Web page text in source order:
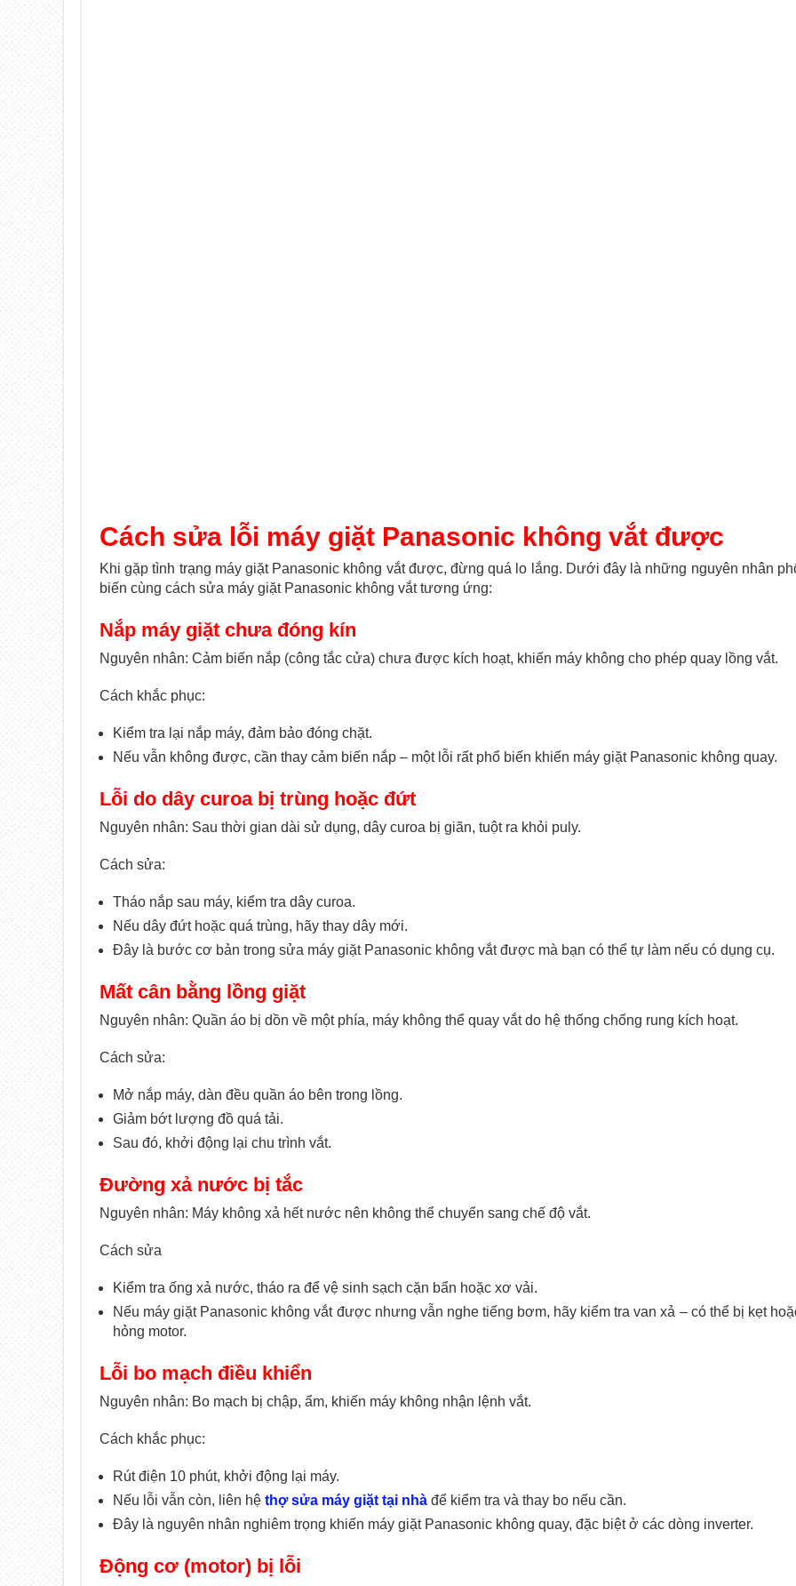
Cách sửa lỗi máy giặt Panasonic không vắt được
Khi gặp tình trạng máy giặt Panasonic không vắt được, đừng quá lo lắng. Dưới đây là những nguyên nhân
biến cùng cách sửa máy giặt Panasonic không vắt tương ứng:
Nắp máy giặt chưa đóng kín
Nguyên nhân: Cảm biến nắp (công tắc cửa) chưa được kích hoạt, khiến máy không cho phép quay lồng vắt.
Cách khắc phục:
Kiểm tra lại nắp máy, đảm bảo đóng chặt.
Nếu vẫn không được, cần thay cảm biến nắp – một lỗi rất phổ biến khiến máy giặt Panasonic không quay.
Lỗi do dây curoa bị trùng hoặc đứt
Nguyên nhân: Sau thời gian dài sử dụng, dây curoa bị giãn, tuột ra khỏi puly.
Cách sửa:
Tháo nắp sau máy, kiểm tra dây curoa.
Nếu dây đứt hoặc quá trùng, hãy thay dây mới.
Đây là bước cơ bản trong sửa máy giặt Panasonic không vắt được mà bạn có thể tự làm nếu có dụng cụ.
Mất cân bằng lồng giặt
Nguyên nhân: Quần áo bị dồn về một phía, máy không thể quay vắt do hệ thống chống rung kích hoạt.
Cách sửa:
Mở nắp máy, dàn đều quần áo bên trong lồng.
Giảm bớt lượng đồ quá tải.
Sau đó, khởi động lại chu trình vắt.
Đường xả nước bị tắc
Nguyên nhân: Máy không xả hết nước nên không thể chuyển sang chế độ vắt.
Cách sửa
Kiểm tra ống xả nước, tháo ra để vệ sinh sạch cặn bẩn hoặc xơ vải.
Nếu máy giặt Panasonic không vắt được nhưng vẫn nghe tiếng bơm, hãy kiểm tra van xả – có thể bị kẹt
hỏng motor.
Lỗi bo mạch điều khiển
Nguyên nhân: Bo mạch bị chập, ẩm, khiến máy không nhận lệnh vắt.
Cách khắc phục:
Rút điện 10 phút, khởi động lại máy.
Nếu lỗi vẫn còn, liên hệ thợ sửa máy giặt tại nhà để kiểm tra và thay bo nếu cần.
Đây là nguyên nhân nghiêm trọng khiến máy giặt Panasonic không quay, đặc biệt ở các dòng inverter.
Động cơ (motor) bị lỗi